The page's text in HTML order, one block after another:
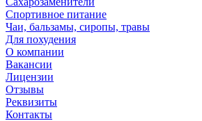
Спортивное питание
Чаи, бальзамы, сиропы, травы
Для похудения
О компании
Вакансии
Лицензии
Отзывы
Реквизиты
Контакты